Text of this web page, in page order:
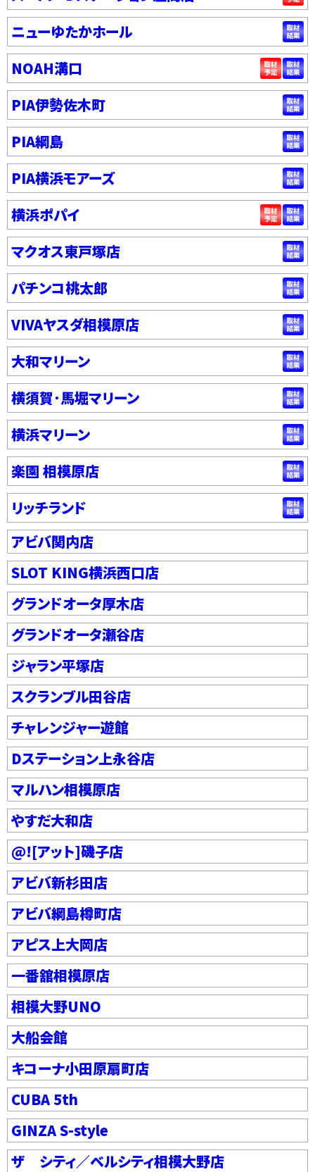
ニューゆたかホール
NOAH溝口
PIA伊勢佐木町
PIA綱島
PIA横浜モアーズ
横浜ポパイ
マクオス東戸塚店
パチンコ桃太郎
VIVAヤスダ相模原店
大和マリーン
横須賀･馬堀マリーン
横浜マリーン
楽園 相模原店
リッチランド
アビバ関内店
SLOT KING横浜西口店
グランドオータ厚木店
グランドオータ瀬谷店
ジャラン平塚店
スクランブル田谷店
チャレンジャー遊館
Dステーション上永谷店
マルハン相模原店
やすだ大和店
@![アット]磯子店
アビバ新杉田店
アビバ綱島樽町店
アピス上大岡店
一番舘相模原店
相模大野UNO
大船会館
キコーナ小田原扇町店
CUBA 5th
GINZA S-style
ザ シティ／ベルシティ相模大野店